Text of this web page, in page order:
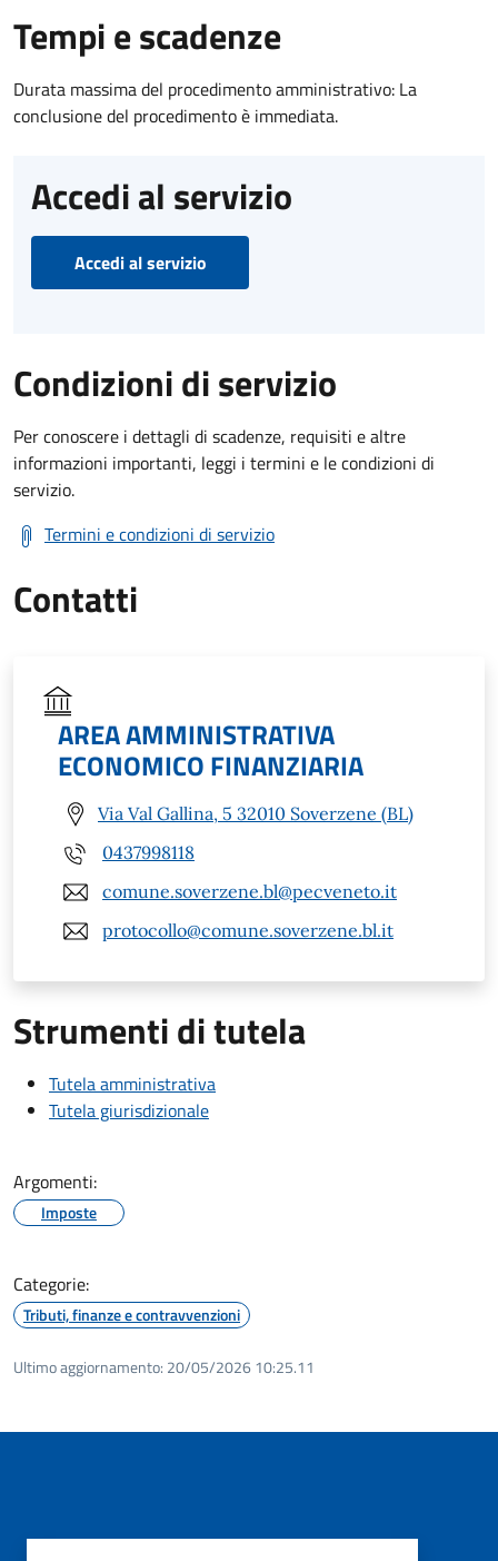
Tempi e scadenze
Durata massima del procedimento amministrativo: La
conclusione del procedimento è immediata.
Accedi al servizio
Accedi al servizio
Condizioni di servizio
Per conoscere i dettagli di scadenze, requisiti e altre
informazioni importanti, leggi i termini e le condizioni di
servizio.
Termini e condizioni di servizio
Contatti
AREA AMMINISTRATIVA
ECONOMICO FINANZIARIA
Via Val Gallina, 5 32010 Soverzene (BL)
0437998118
comune.soverzene.bl@pecveneto.it
protocollo@comune.soverzene.bl.it
Strumenti di tutela
Tutela amministrativa
Tutela giurisdizionale
Argomenti:
Imposte
Categorie:
Tributi, finanze e contravvenzioni
Ultimo aggiornamento: 20/05/2026 10:25.11